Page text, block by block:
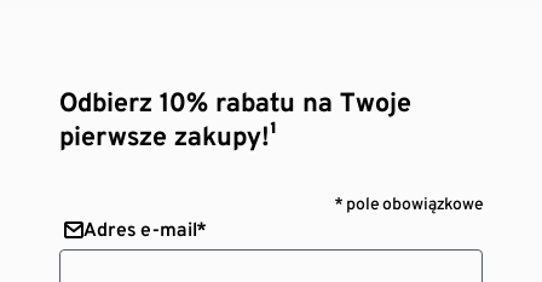
Odbierz 10% rabatu na Twoje
pierwsze zakupy!¹
* pole obowiązkowe
Adres e-mail*